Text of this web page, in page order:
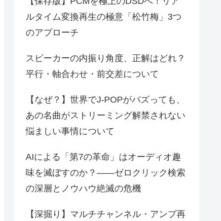
ルタイム変換再生の極意「松竹梅」3つ
のアプローチ
スピーカーの内振り角度、正解はどれ？
平行・軸合わせ・前交差について
【なぜ？】世界でJ-POPがバズっても、
あの名曲がストリーミング解禁されない
悩ましい事情について
AIによる「第7の革命」はオーディオ趣
味を滅ぼすのか？――ゼロクリック検索
の深層とノウハウ絶滅の危機
【深掘り】マルチチャンネル・アンプ再